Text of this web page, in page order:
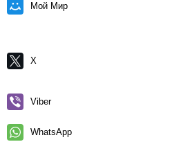
Мой Мир
X
Viber
WhatsApp